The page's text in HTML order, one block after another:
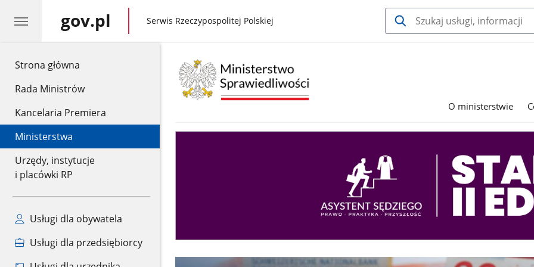
Strona główna
Rada Ministrów
Kancelaria Premiera
Ministerstwa
Urzędy, instytucje
i placówki RP
Usługi dla obywatela
Usługi dla przedsiębiorcy
gov.pl gov.pl
Serwis Rzeczypospolitej Polskiej
O ministerstwie